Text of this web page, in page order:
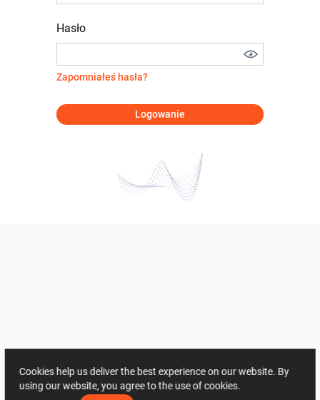
Hasło
Zapomniałeś hasła?
Logowanie
Cookies help us deliver the best experience on our website. By
using our website, you agree to the use of cookies.